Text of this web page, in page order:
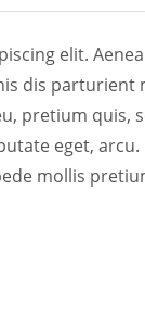
elit.
dis
pretium quis,
eget,
mollis